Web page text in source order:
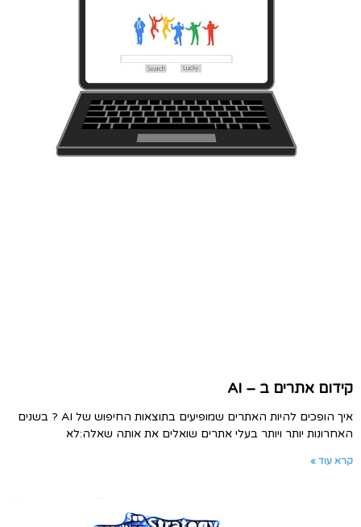
קידום אתרים ב – AI
איך הופכים להיות האתרים שמופיעים בתוצאות החיפוש של AI ? בשנים
האחרונות יותר ויותר בעלי אתרים שואלים את אותה שאלה:לא
קרא עוד »